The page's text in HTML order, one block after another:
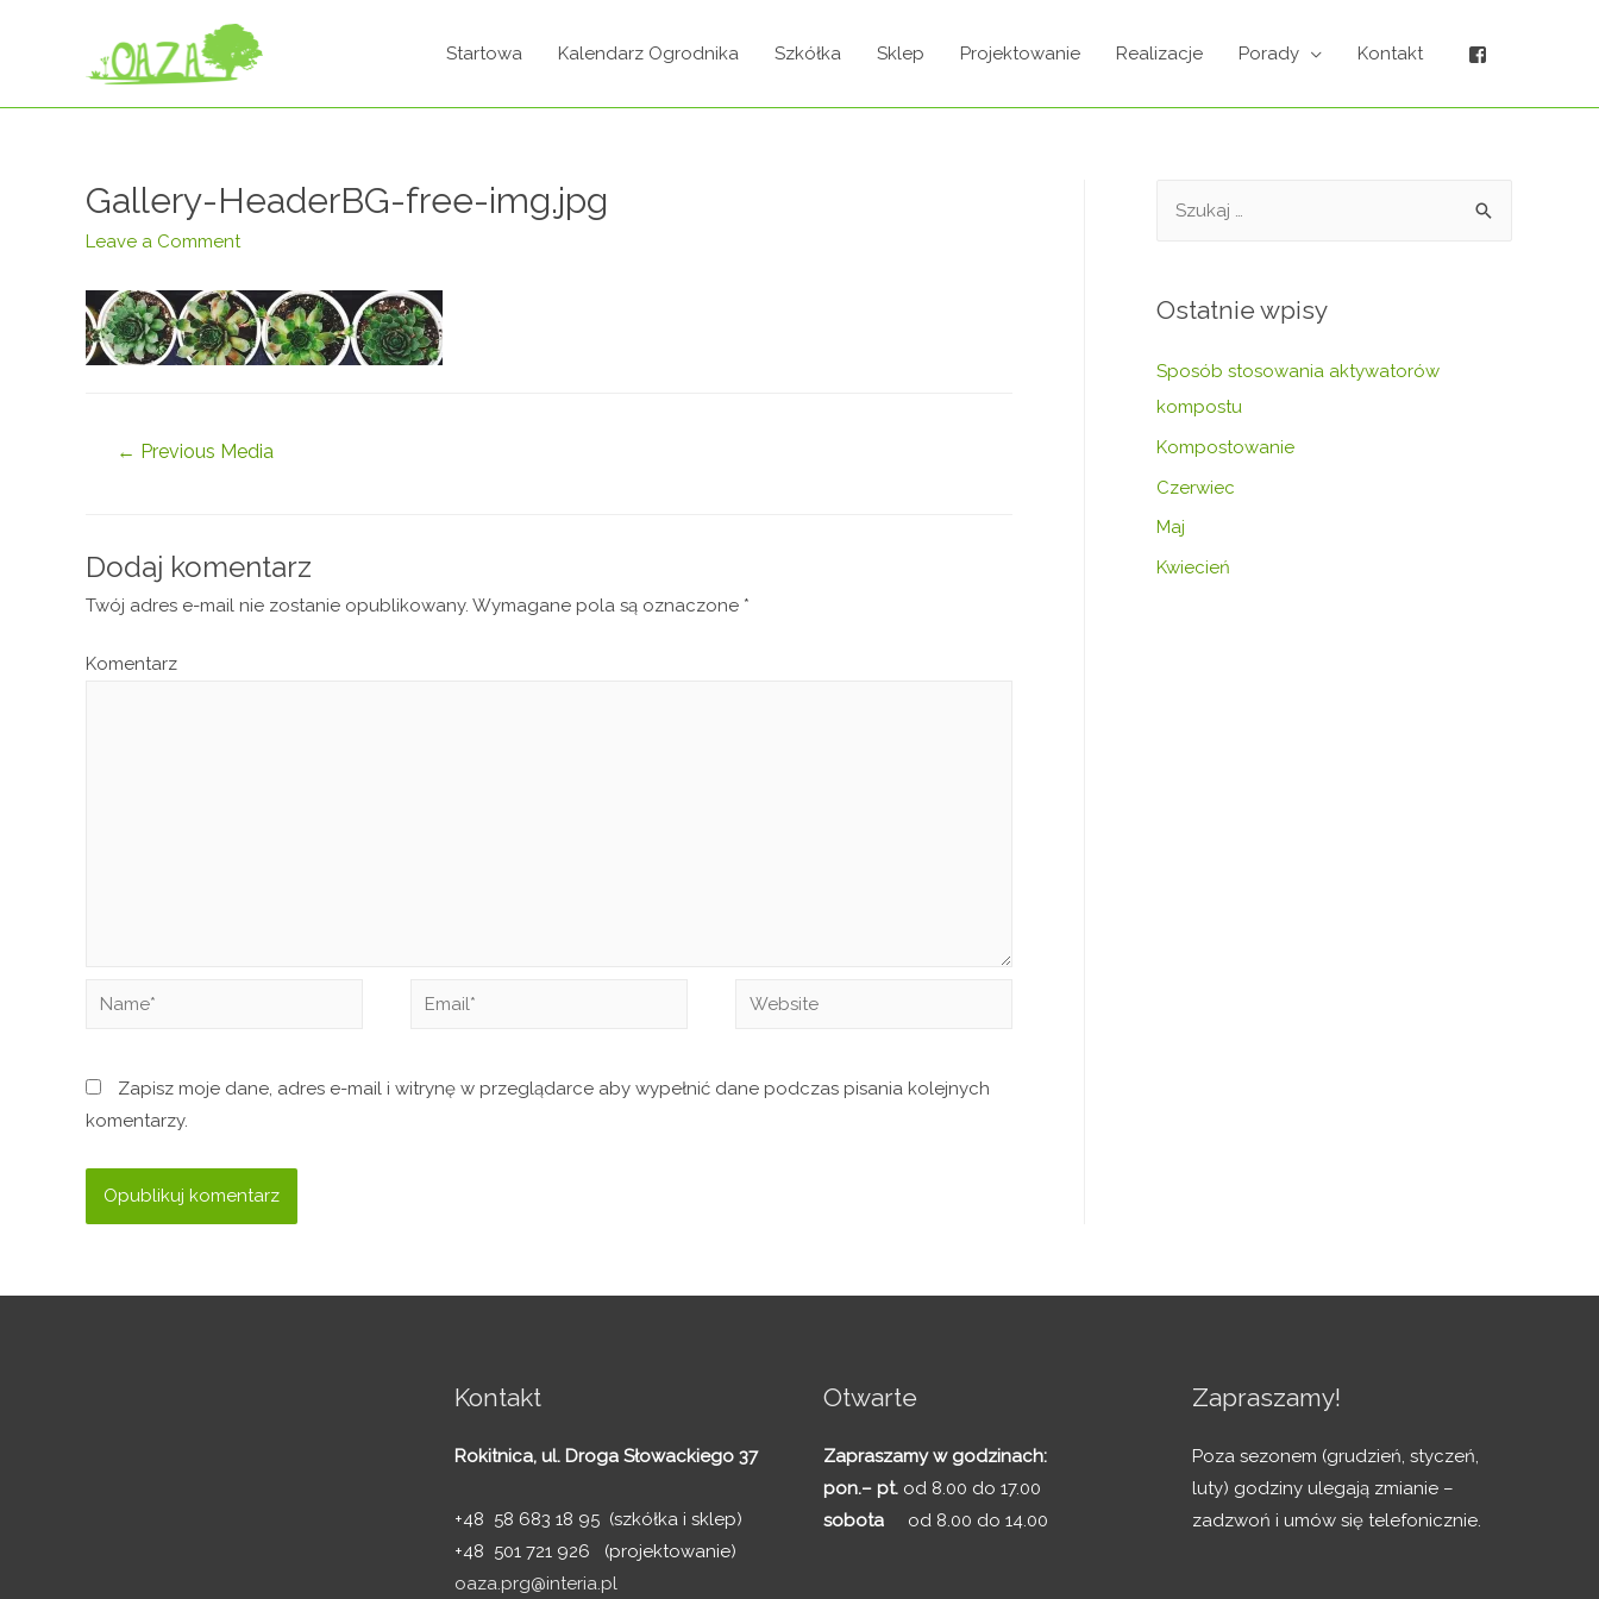
Startowa Kalendarz Ogrodnika Szkółka Sklep Projektowanie Realizacje Porady Kontakt
Gallery-HeaderBG-free-img.jpg
Leave a Comment
← Previous Media
Dodaj komentarz
Twój adres e-mail nie zostanie opublikowany. Wymagane pola są oznaczone *
Komentarz
Zapisz moje dane, adres e-mail i witrynę w przeglądarce aby wypełnić dane podczas pisania kolejnych
komentarzy.
Ostatnie wpisy
Sposób stosowania aktywatorów
kompostu
Kompostowanie
Czerwiec
Maj
Kwiecień
Kontakt
Rokitnica, ul. Droga Słowackiego 37
+48 58 683 18 95 (szkółka i sklep)
+48 501 721 926 (projektowanie)
oaza.prg@interia.pl
Otwarte
Zapraszamy w godzinach:
pon.– pt. od 8.00 do 17.00
sobota od 8.00 do 14.00
Zapraszamy!
Poza sezonem (grudzień, styczeń,
luty) godziny ulegają zmianie –
zadzwoń i umów się telefonicznie.